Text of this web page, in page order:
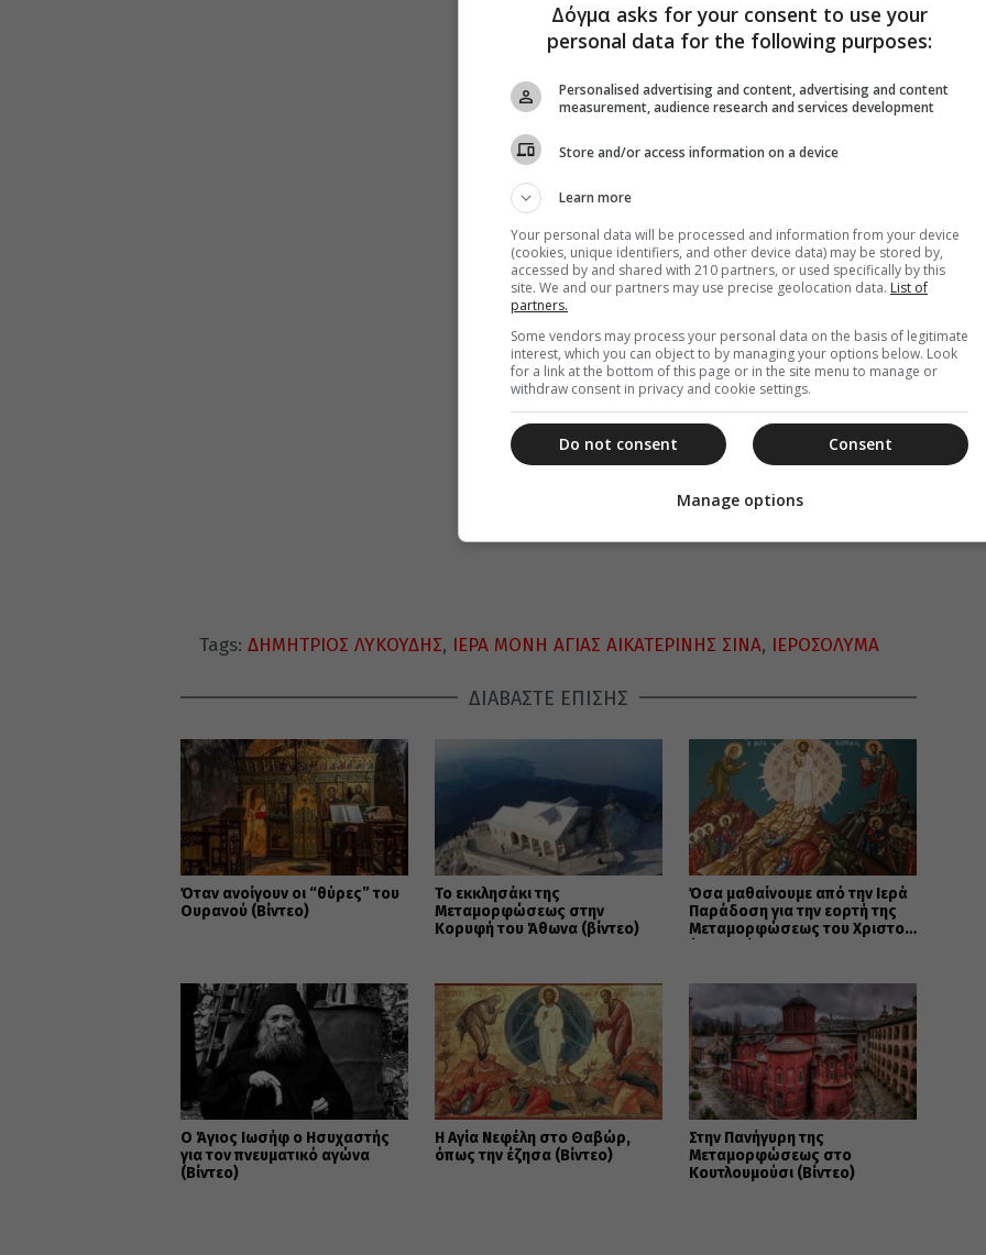
Tags: ΔΗΜΗΤΡΙΟΣ ΛΥΚΟΥΔΗΣ, ΙΕΡΑ ΜΟΝΗ ΑΓΙΑΣ ΑΙΚΑΤΕΡΙΝΗΣ ΣΙΝΑ, ΙΕΡΟΣΟΛΥΜΑ
ΔΙΑΒΑΣΤΕ ΕΠΙΣΗΣ
Όταν ανοίγουν οι “θύρες” του
Ουρανού (Βίντεο)
Το εκκλησάκι της
Μεταμορφώσεως στην
Κορυφή του Άθωνα (βίντεο)
Όσα μαθαίνουμε από την Ιερά
Παράδοση για την εορτή της
Μεταμορφώσεως του Χριστού
Ο Άγιος Ιωσήφ ο Ησυχαστής
για τον πνευματικό αγώνα
(Βίντεο)
Η Αγία Νεφέλη στο Θαβώρ,
όπως την έζησα (Βίντεο)
Στην Πανήγυρη της
Μεταμορφώσεως στο
Κουτλουμούσι (Βίντεο)
Δόγμα asks for your consent to use your
personal data for the following purposes:
Personalised advertising and content, advertising and content
measurement, audience research and services development
Store and/or access information on a device
Learn more
Your personal data will be processed and information from your device
(cookies, unique identifiers, and other device data) may be stored by,
accessed by and shared with 210 partners, or used specifically by this
site. We and our partners may use precise geolocation data. List of
partners.
Some vendors may process your personal data on the basis of legitimate
interest, which you can object to by managing your options below. Look
for a link at the bottom of this page or in the site menu to manage or
withdraw consent in privacy and cookie settings.
Consent
Do not consent
Manage options